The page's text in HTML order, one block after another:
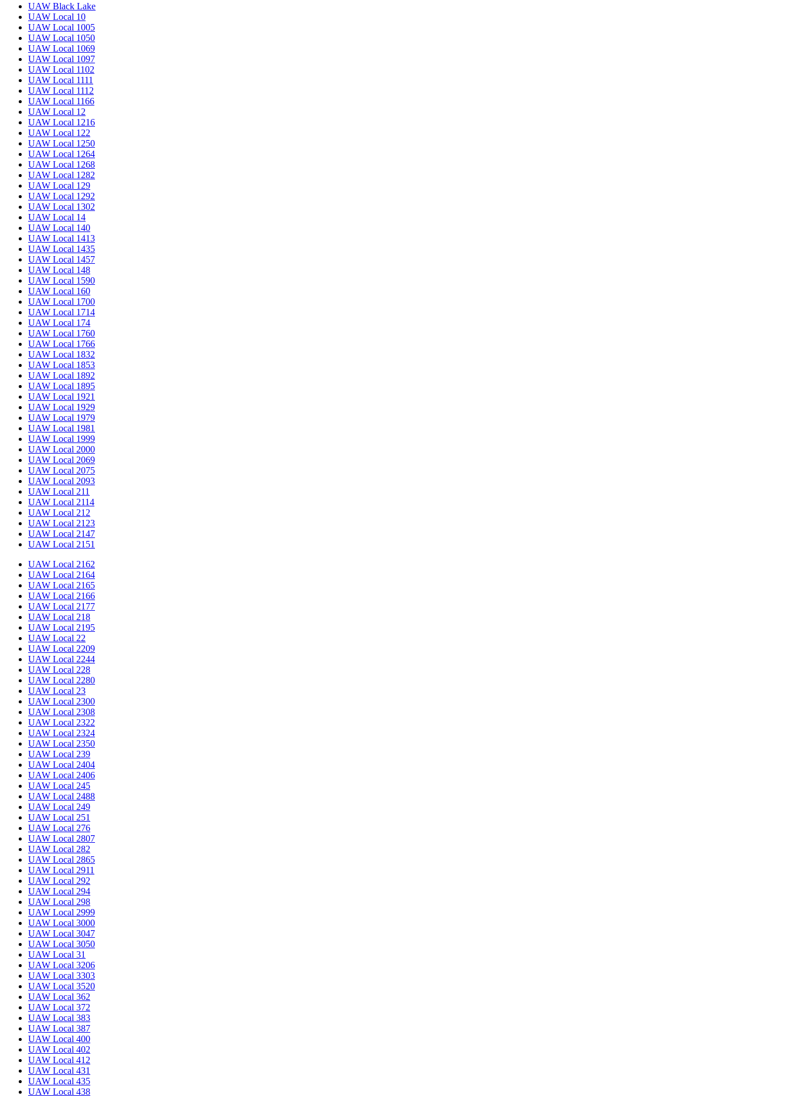
UAW Black Lake
UAW Local 10
UAW Local 1005
UAW Local 1050
UAW Local 1069
UAW Local 1097
UAW Local 1102
UAW Local 1111
UAW Local 1112
UAW Local 1166
UAW Local 12
UAW Local 1216
UAW Local 122
UAW Local 1250
UAW Local 1264
UAW Local 1268
UAW Local 1282
UAW Local 129
UAW Local 1292
UAW Local 1302
UAW Local 14
UAW Local 140
UAW Local 1413
UAW Local 1435
UAW Local 1457
UAW Local 148
UAW Local 1590
UAW Local 160
UAW Local 1700
UAW Local 1714
UAW Local 174
UAW Local 1760
UAW Local 1766
UAW Local 1832
UAW Local 1853
UAW Local 1892
UAW Local 1895
UAW Local 1921
UAW Local 1929
UAW Local 1979
UAW Local 1981
UAW Local 1999
UAW Local 2000
UAW Local 2069
UAW Local 2075
UAW Local 2093
UAW Local 211
UAW Local 2114
UAW Local 212
UAW Local 2123
UAW Local 2147
UAW Local 2151
UAW Local 2162
UAW Local 2164
UAW Local 2165
UAW Local 2166
UAW Local 2177
UAW Local 218
UAW Local 2195
UAW Local 22
UAW Local 2209
UAW Local 2244
UAW Local 228
UAW Local 2280
UAW Local 23
UAW Local 2300
UAW Local 2308
UAW Local 2322
UAW Local 2324
UAW Local 2350
UAW Local 239
UAW Local 2404
UAW Local 2406
UAW Local 245
UAW Local 2488
UAW Local 249
UAW Local 251
UAW Local 276
UAW Local 2807
UAW Local 282
UAW Local 2865
UAW Local 2911
UAW Local 292
UAW Local 294
UAW Local 298
UAW Local 2999
UAW Local 3000
UAW Local 3047
UAW Local 3050
UAW Local 31
UAW Local 3206
UAW Local 3303
UAW Local 3520
UAW Local 362
UAW Local 372
UAW Local 383
UAW Local 387
UAW Local 400
UAW Local 402
UAW Local 412
UAW Local 431
UAW Local 435
UAW Local 438